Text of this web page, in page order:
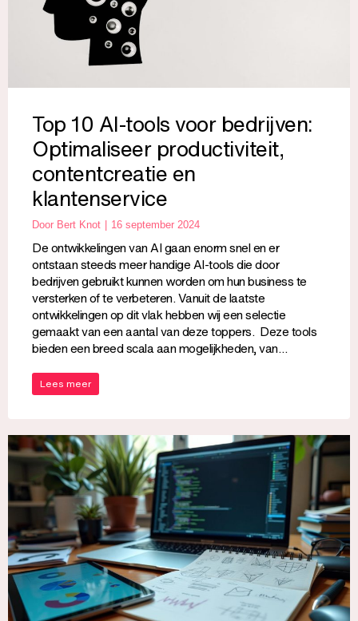
Top 10 AI-tools voor bedrijven:
Optimaliseer productiviteit,
contentcreatie en
klantenservice
Door Bert Knot 16 september 2024
De ontwikkelingen van AI gaan enorm snel en er
ontstaan steeds meer handige AI-tools die door
bedrijven gebruikt kunnen worden om hun business te
versterken of te verbeteren. Vanuit de laatste
ontwikkelingen op dit vlak hebben wij een selectie
gemaakt van een aantal van deze toppers. Deze tools
bieden een breed scala aan mogelijkheden, van…
Lees meer